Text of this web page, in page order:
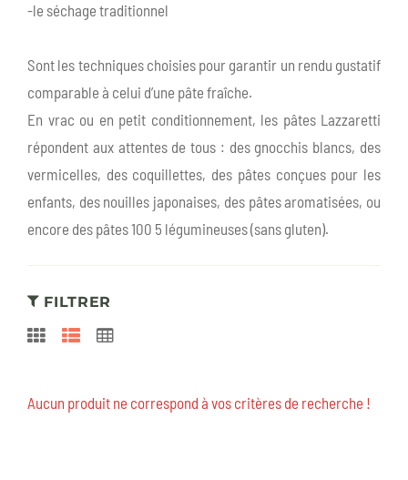
-le séchage traditionnel
Sont les techniques choisies pour garantir un rendu gustatif
comparable à celui d’une pâte fraîche.
En vrac ou en petit conditionnement, les pâtes Lazzaretti
répondent aux attentes de tous : des gnocchis blancs, des
vermicelles, des coquillettes, des pâtes conçues pour les
enfants, des nouilles japonaises, des pâtes aromatisées, ou
encore des pâtes 100 5 légumineuses (sans gluten).
FILTRER
Aucun produit ne correspond à vos critères de recherche !